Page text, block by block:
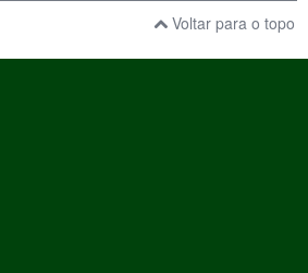
Voltar para o topo